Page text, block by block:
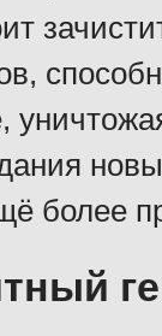
более